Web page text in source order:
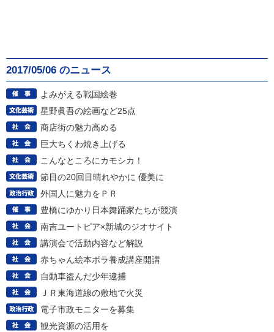
2017/05/06 のニュース
よみがえる戦国絵巻
星野眞吾の絵画など25点
商店街の魅力高める
巨大ちくわ焼き上げる
こんなところにカモシカ！
節目の20回目晴れやかに 優美に
外国人に魅力をＰＲ
豊橋にゆかり日本舞踊家たちが競演
南吉ユートピア×新城のジオサイト
講演会で活動内容など解説
赤ちゃん絵本ボラ養成講座開講
自動車盗んだ少年逮捕
ＪＲ東海道線の敷地で火災
電子市政モニターを募集
観光資源の活用を